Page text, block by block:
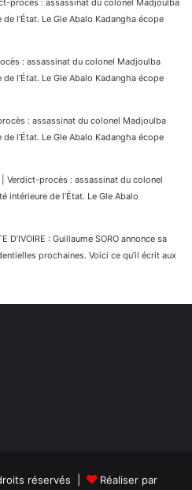
procès : assassinat du colonel Madjoulba
l’État. Le Gle Abalo Kadangha écope
: assassinat du colonel Madjoulba
l’État. Le Gle Abalo Kadangha écope
: assassinat du colonel Madjoulba
l’État. Le Gle Abalo Kadangha écope
Verdict-procès : assassinat du colonel
intérieure de l’État. Le Gle Abalo
D’IVOIRE : Guillaume SORO annonce sa
prochaines. Voici ce qu’il écrit aux
réservés | Réaliser par